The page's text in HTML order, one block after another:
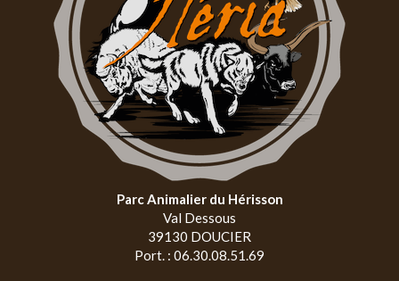
Parc Animalier du Hérisson
Val Dessous
39130 DOUCIER
Port. : 06.30.08.51.69